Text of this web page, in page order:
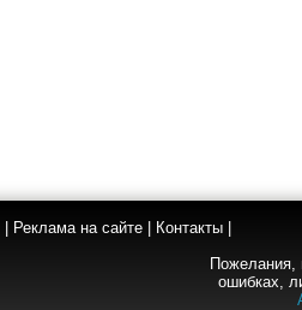
Реклама на сайте Контакты
Пожелания,
ошибках,